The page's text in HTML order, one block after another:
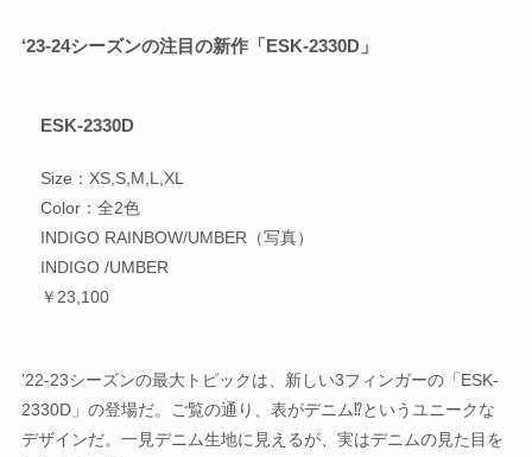
‘23-24シーズンの注目の新作「ESK-2330D」
ESK-2330D
Size：XS,S,M,L,XL
Color：全2色
INDIGO RAINBOW/UMBER（写真）
INDIGO /UMBER
￥23,100
’22-23シーズンの最大トピックは、新しい3フィンガーの「ESK-
2330D」の登場だ。ご覧の通り、表がデニム⁉というユニークな
デザインだ。一見デニム生地に見えるが、実はデニムの見た目を